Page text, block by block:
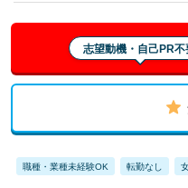
志望動機・自己PR不
職種・業種未経験OK 転勤なし